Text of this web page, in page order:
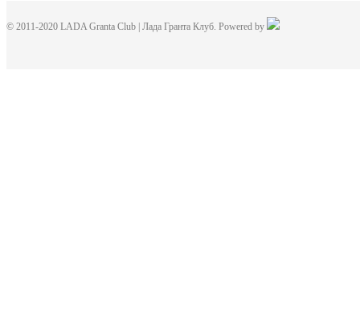
© 2011-2020 LADA Granta Club | Лада Гранта Клуб. Powered by